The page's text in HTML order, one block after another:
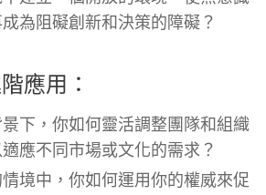
為阻礙創新和決策的障礙？
應用：
下，你如何靈活調整團隊和組織
應不同市場或文化的需求？
境中，你如何運用你的權威來促